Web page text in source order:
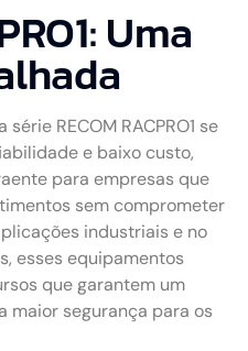
Uma
RECOM RACPRO1 se
e baixo custo,
para empresas que
sem comprometer
industriais e no
esses equipamentos
que garantem um
maior segurança para os